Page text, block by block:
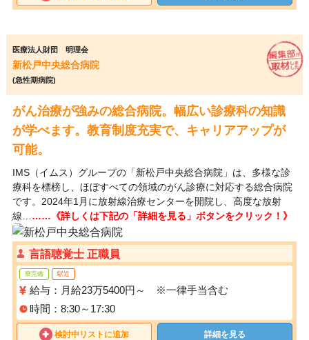
医療法人財団 明理会
新松戸中央総合病院
(急性期病院)
がん治療が強みの総合病院。幅広い診療科の知識
が学べます。教育制度充実で、キャリアアップが
可能。
IMS（イムス）グループの「新松戸中央総合病院」は、多様な診
療科を標榜し、ほぼすべての領域のがん診療に対応する総合病院
です。2024年1月に放射線治療センターを開院し、高度な放射
線… ……《詳しくは下記の「詳細を見る」ボタンをクリック！》
言語聴覚士 正職員
寮完備 駅近
給与：月給23万5400円～ ※一律手当含む
時間：8:30～17:30
検討中リストに追加 詳細を見る